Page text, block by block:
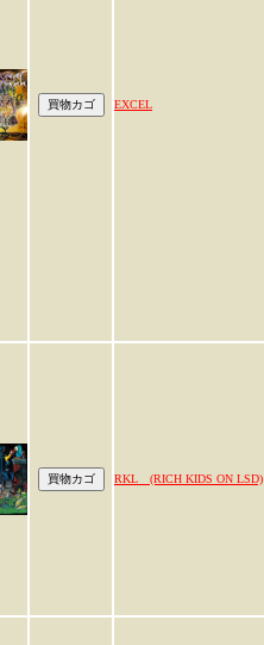
EXCEL
RKL (RICH KIDS ON LSD)